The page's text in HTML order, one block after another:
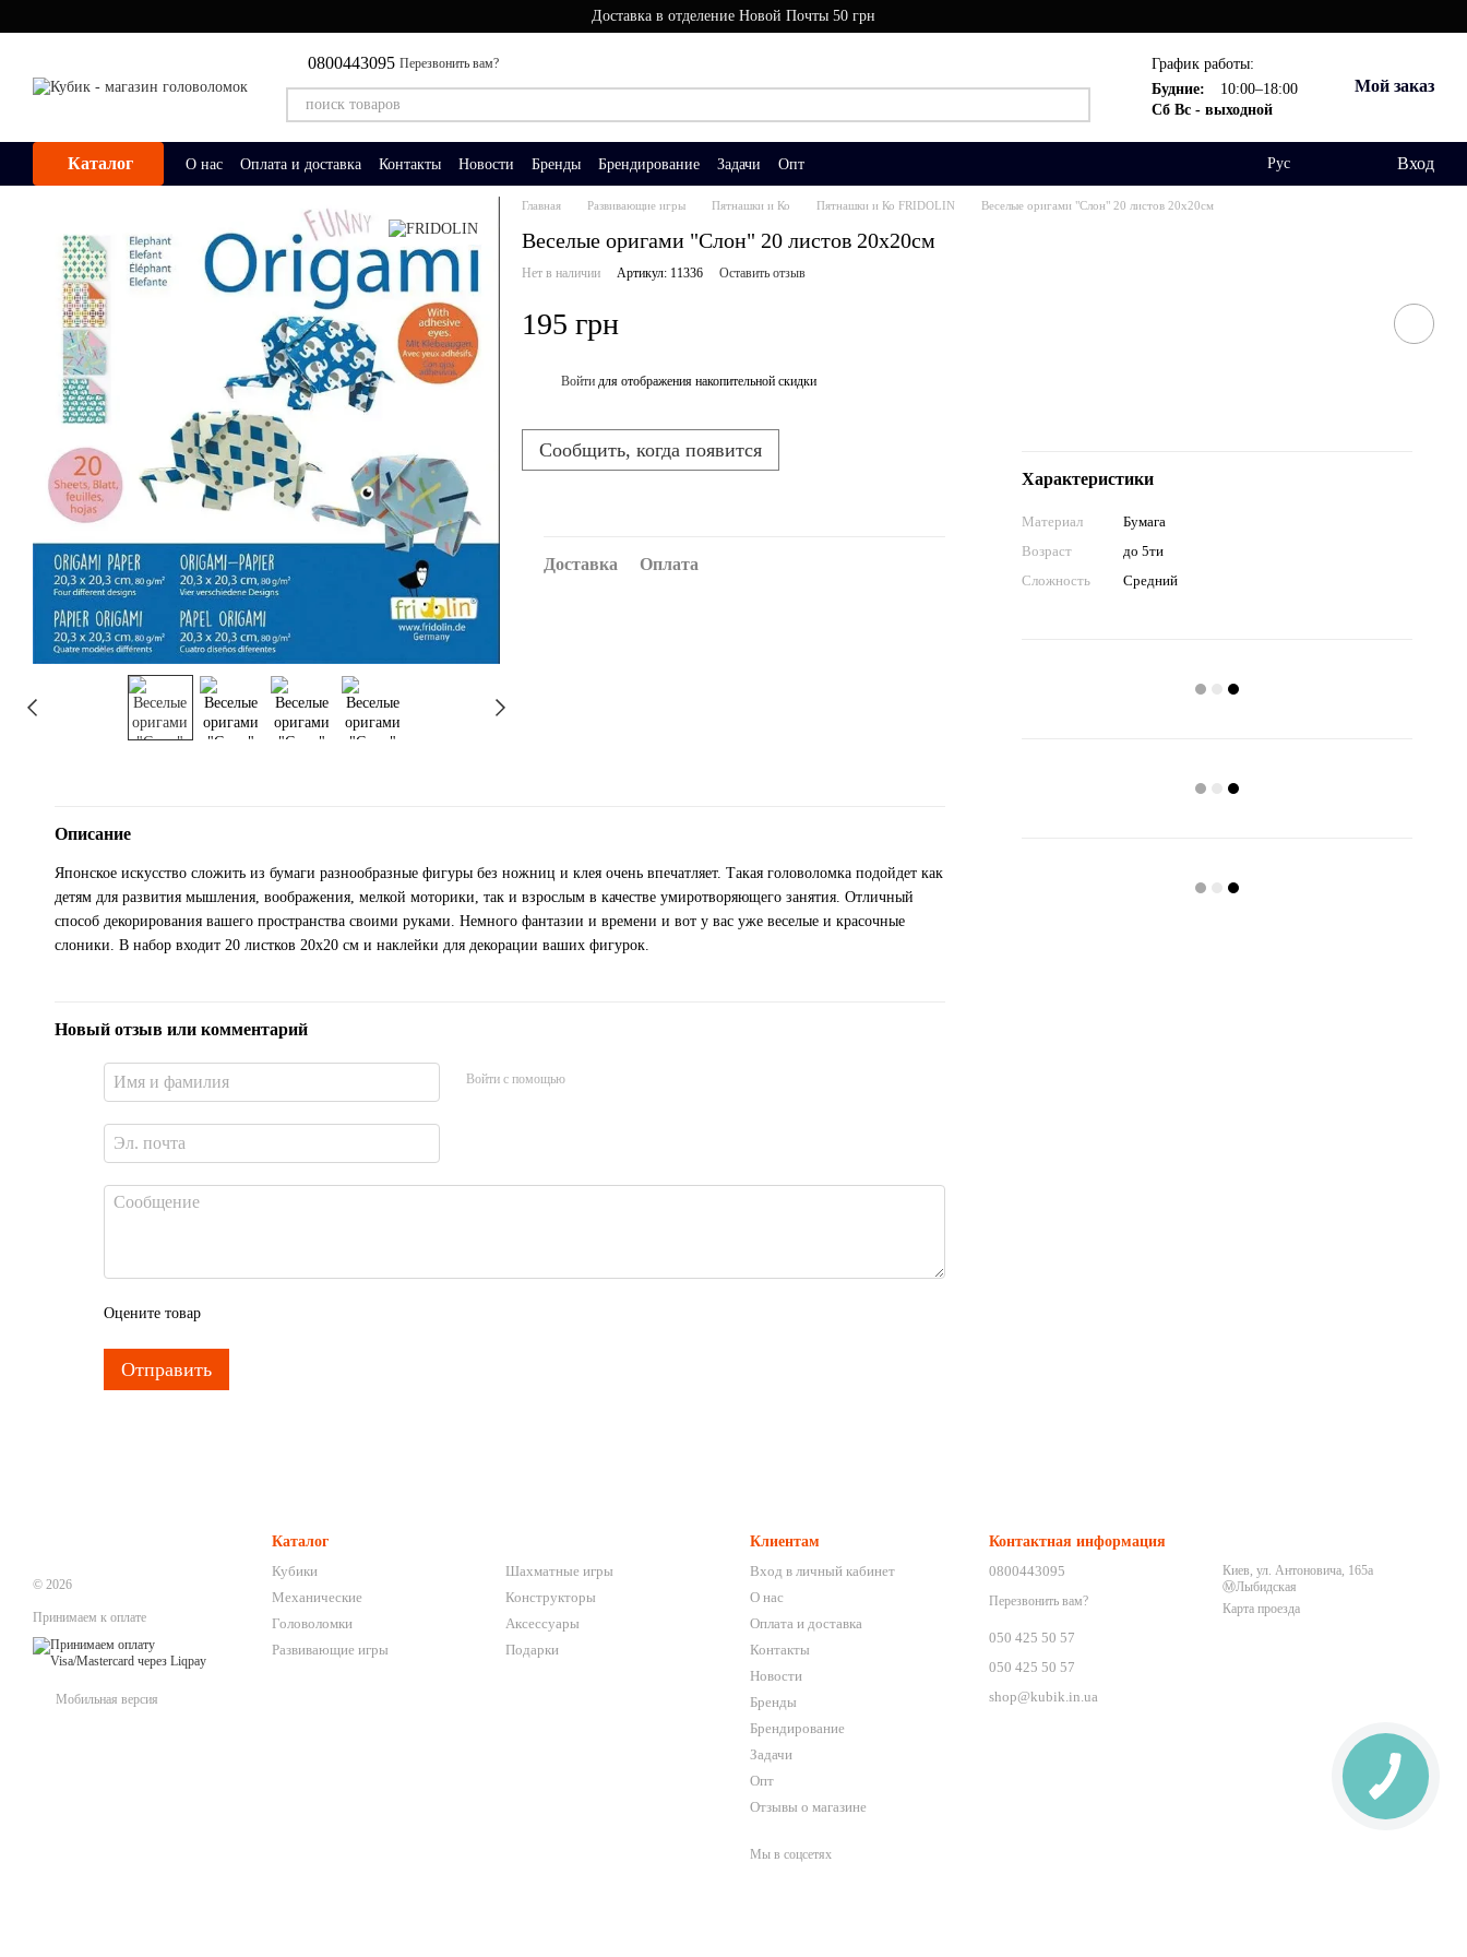
Доставка в отделение Новой Почты 50 грн
0800443095 Перезвонить вам?
График работы:
Будние:
10:00–18:00
Сб Вс - выходной
Мой заказ
Каталог О нас Оплата и доставка Контакты Новости Бренды Брендирование Задачи Опт Рус Вход
Главная Развивающие игры Пятнашки и Ко Пятнашки и Ко FRIDOLIN Веселые оригами "Слон" 20 листов 20х20см
Веселые оригами "Слон" 20 листов 20х20см
Нет в наличии Артикул: 11336 Оставить отзыв
195 грн
Войти для отображения накопительной скидки
Сообщить, когда появится
Доставка Оплата
Характеристики
Материал
Бумага
Возраст
до 5ти
Сложность
Средний
Описание
Японское искусство сложить из бумаги разнообразные фигуры без ножниц и клея очень впечатляет. Такая головоломка подойдет как
детям для развития мышления, воображения, мелкой моторики, так и взрослым в качестве умиротворяющего занятия. Отличный
способ декорирования вашего пространства своими руками. Немного фантазии и времени и вот у вас уже веселые и красочные
слоники. В набор входит 20 листков 20х20 см и наклейки для декорации ваших фигурок.
Новый отзыв или комментарий
Войти с помощью
Оцените товар
Отправить
© 2026
Принимаем к оплате
Мобильная версия
Каталог
Кубики
Механические
Головоломки
Развивающие игры
Шахматные игры
Конструкторы
Аксессуары
Подарки
Клиентам
Вход в личный кабинет
О нас
Оплата и доставка
Контакты
Новости
Бренды
Брендирование
Задачи
Опт
Отзывы о магазине
Мы в соцсетях
Контактная информация
0800443095
Перезвонить вам?
050 425 50 57
050 425 50 57
shop@kubik.in.ua
Киев, ул. Антоновича, 165а
Ⓜ️Лыбидская
Карта проезда